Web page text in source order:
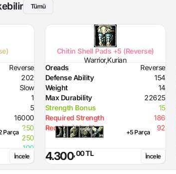
splash
Tümü
Reverse
202
Slow
1
5
16000
250
250
100
220
Parça
İncele
Chitin Shell Pads +5 (Reverse)
Warrior,Kurian
Oreads
Reverse
Defense Ability
154
Weight
14
Max Durability
22625
Strength Bonus
15
Required Strength
186
Required Health
92
+5 Parça
4.300,00 TL İncele